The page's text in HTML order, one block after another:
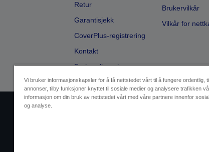
Retur
Garantisjekk
CoverPlus-registrering
Kontakt
Forhandlersøk
Brukervilkår
Vilkår for
Vi bruker informasjonskapsler for å få nettstedet vårt til å fungere ordentlig,
annonser, tilby funksjoner knyttet til sosiale medier og analysere trafikken
informasjon om din bruk av nettstedet vårt med våre partnere innenfor
og analyse.